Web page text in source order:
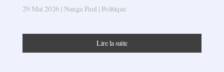
29 Mai 2026 | Nanga Paul | Politique
Lire la suite